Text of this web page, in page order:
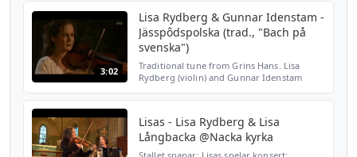
3:02
Lisa Rydberg & Gunnar Idenstam -
Jässpôdspolska (trad., "Bach på
svenska")
Traditional tune from Grins Hans. Lisa
Rydberg (violin) and Gunnar Idenstam
Lisas - Lisa Rydberg & Lisa
Långbacka @Nacka kyrka